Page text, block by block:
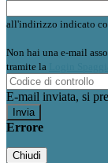
all'indirizzo indicato
Non hai una e-mail
tramite la
E-mail inviata, si
Errore
Chiudi